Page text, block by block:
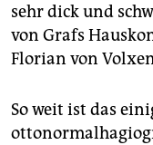
sehr dick und
von Grafs
Florian von
So weit ist das